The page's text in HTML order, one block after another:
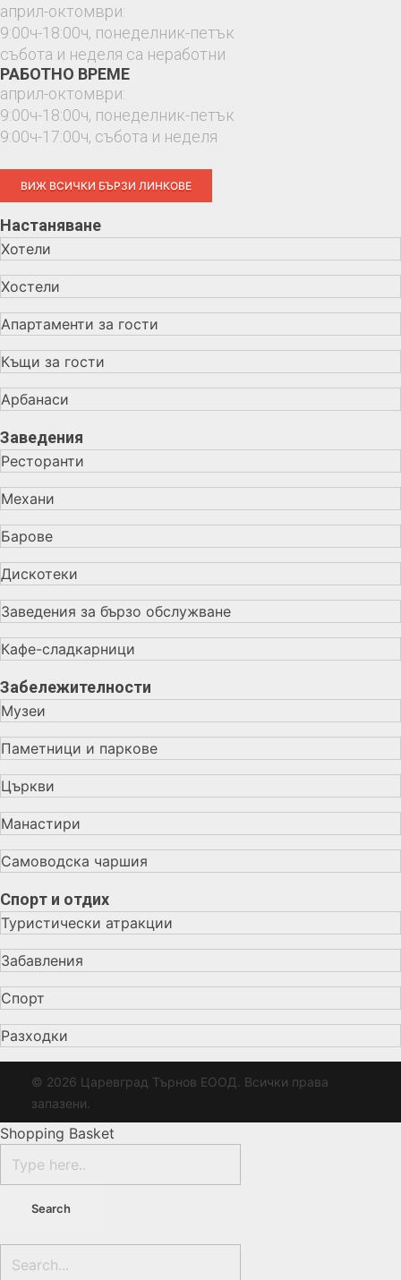
април-октомври:
9:00ч-18:00ч, понеделник-петък
събота и неделя са неработни
РАБОТНО ВРЕМЕ
април-октомври:
9:00ч-18:00ч, понеделник-петък
9:00ч-17:00ч, събота и неделя
ВИЖ ВСИЧКИ БЪРЗИ ЛИНКОВЕ
Настаняване
Хотели
Хостели
Апартаменти за гости
Къщи за гости
Арбанаси
Заведения
Ресторанти
Механи
Барове
Дискотеки
Заведения за бързо обслужване
Кафе-сладкарници
Забележителности
Музеи
Паметници и паркове
Църкви
Манастири
Самоводска чаршия
Спорт и отдих
Туристически атракции
Забавления
Спорт
Разходки
© 2026 Царевград Търнов ЕООД. Всички права
запазени.
Shopping Basket